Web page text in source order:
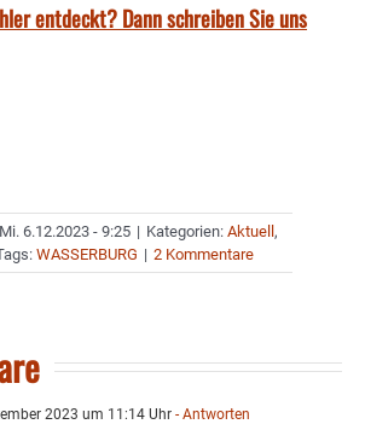
entdeckt? Dann schreiben Sie uns
Mi. 6.12.2023 - 9:25 | Kategorien: Aktuell ,
WASSERBURG | 2 Kommentare
2023 um 11:14 Uhr - Antworten